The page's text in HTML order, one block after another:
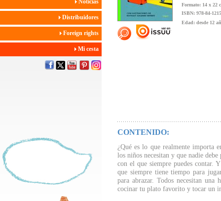
Noticias
Distribuidores
Foreign rights
Mi cesta
Formato: 14 x 22
ISBN: 978-84-
Edad: desde 12
CONTENIDO:
¿Qué es lo que realmente importa
los niños necesitan y que nadie
con el que siempre puedes contar.
que siempre tiene tiempo para
para abrazar. Todos necesitan
cocinar tu plato favorito y tocar un